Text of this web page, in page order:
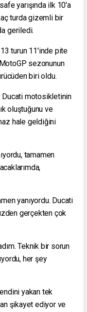
yarışında ilk 10'a
turda gizemli bir
geriledi.
turun 11'inde pite
sezonunun
biri oldu.
Ducati motosikletinin
oluştuğunu ve
hale geldiğini
tamamen
yanıyordu. Ducati
gerçekten çok
Teknik bir sorun
her şey
yakan tek
şikayet ediyor ve